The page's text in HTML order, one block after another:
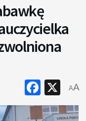
X
AA